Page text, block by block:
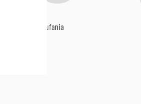
Stan Miłości I Zaufania